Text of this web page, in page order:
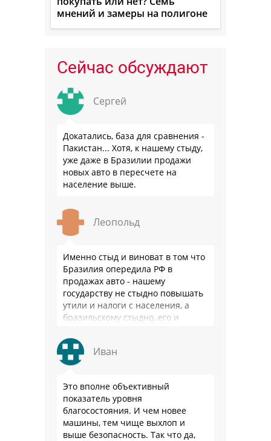
мнений и замеры на полигоне
Сейчас обсуждают
Сергей
Докатались, база для сравнения -
Пакистан... Хотя, к нашему стыду,
уже даже в Бразилии продажи
новых авто в пересчете на
население выше.
Леопольд
Именно стыд и виноват в том что
Бразилия опередила РФ в
продажах авто - нашему
государству не стыдно повышать
утили и налоги с населения, а
бразильскому стыдно, его и
Иван
Это вполне объективный
показатель уровня
благосостояния. И чем новее
машины, тем чище выхлоп и
выше безопасность. Так что да,